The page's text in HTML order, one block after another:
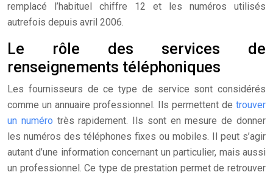
remplacé l’habituel chiffre 12 et les numéros utilisés
autrefois depuis avril 2006.
Le rôle des services de
renseignements téléphoniques
Les fournisseurs de ce type de service sont considérés
comme un annuaire professionnel. Ils permettent de trouver
un numéro très rapidement. Ils sont en mesure de donner
les numéros des téléphones fixes ou mobiles. Il peut s’agir
autant d’une information concernant un particulier, mais aussi
un professionnel. Ce type de prestation permet de retrouver